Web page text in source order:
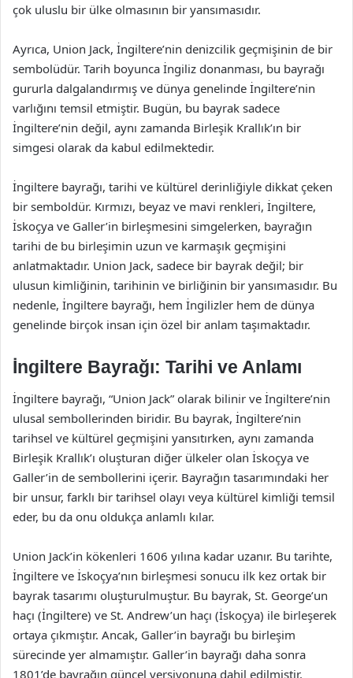
çok uluslu bir ülke olmasının bir yansımasıdır.
Ayrıca, Union Jack, İngiltere’nin denizcilik geçmişinin de bir
sembolüdür. Tarih boyunca İngiliz donanması, bu bayrağı
gururla dalgalandırmış ve dünya genelinde İngiltere’nin
varlığını temsil etmiştir. Bugün, bu bayrak sadece
İngiltere’nin değil, aynı zamanda Birleşik Krallık’ın bir
simgesi olarak da kabul edilmektedir.
İngiltere bayrağı, tarihi ve kültürel derinliğiyle dikkat çeken
bir semboldür. Kırmızı, beyaz ve mavi renkleri, İngiltere,
İskoçya ve Galler’in birleşmesini simgelerken, bayrağın
tarihi de bu birleşimin uzun ve karmaşık geçmişini
anlatmaktadır. Union Jack, sadece bir bayrak değil; bir
ulusun kimliğinin, tarihinin ve birliğinin bir yansımasıdır. Bu
nedenle, İngiltere bayrağı, hem İngilizler hem de dünya
genelinde birçok insan için özel bir anlam taşımaktadır.
İngiltere Bayrağı: Tarihi ve Anlamı
İngiltere bayrağı, “Union Jack” olarak bilinir ve İngiltere’nin
ulusal sembollerinden biridir. Bu bayrak, İngiltere’nin
tarihsel ve kültürel geçmişini yansıtırken, aynı zamanda
Birleşik Krallık’ı oluşturan diğer ülkeler olan İskoçya ve
Galler’in de sembollerini içerir. Bayrağın tasarımındaki her
bir unsur, farklı bir tarihsel olayı veya kültürel kimliği temsil
eder, bu da onu oldukça anlamlı kılar.
Union Jack’in kökenleri 1606 yılına kadar uzanır. Bu tarihte,
İngiltere ve İskoçya’nın birleşmesi sonucu ilk kez ortak bir
bayrak tasarımı oluşturulmuştur. Bu bayrak, St. George’un
haçı (İngiltere) ve St. Andrew’un haçı (İskoçya) ile birleşerek
ortaya çıkmıştır. Ancak, Galler’in bayrağı bu birleşim
sürecinde yer almamıştır. Galler’in bayrağı daha sonra
1801’de bayrağın güncel versiyonuna dahil edilmiştir.